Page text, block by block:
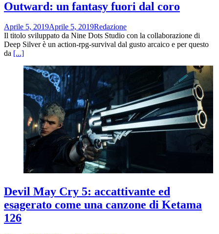
Outward: un fantasy fuori dal coro
Aprile 5, 2019Aprile 5, 2019Redazione
Il titolo sviluppato da Nine Dots Studio con la collaborazione di
Deep Silver è un action-rpg-survival dal gusto arcaico e per questo
da [...]
Devil May Cry 5: accattivante ed
esagerato come una canzone di Ketama
126